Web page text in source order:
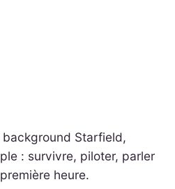
background Starfield,
: survivre, piloter, parler
heure.